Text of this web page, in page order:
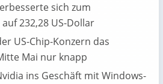
sich zum
232,28 US-Dollar
US-Chip-Konzern das
Mai nur knapp
ins Geschäft mit Windows-